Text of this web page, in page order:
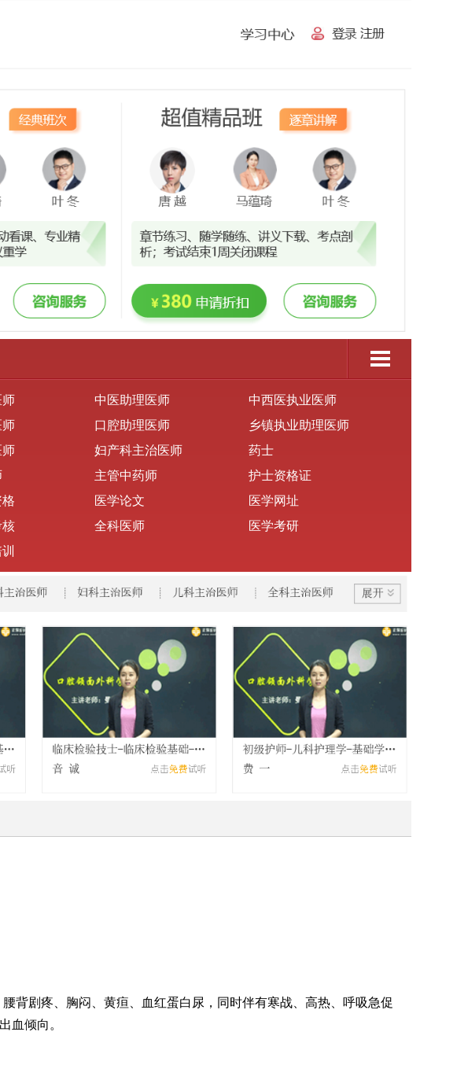
师 中医助理医师
中西医执业医师
师 口腔助理医师
乡镇执业助理医师
师 妇产科主治医师
药士
主管中药师
护士资格证
医学论文
医学网址
核 全科医师
医学考研
背剧疼、胸闷、黄疸、血红蛋白尿，同时伴有寒战、高热、呼吸急促
血倾向。